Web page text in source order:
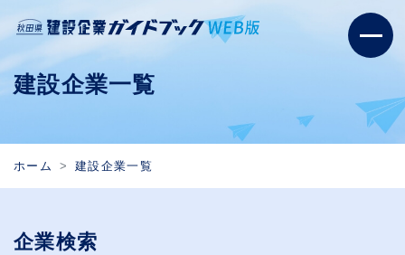
建設企業一覧
ホーム 建設企業一覧
企業検索